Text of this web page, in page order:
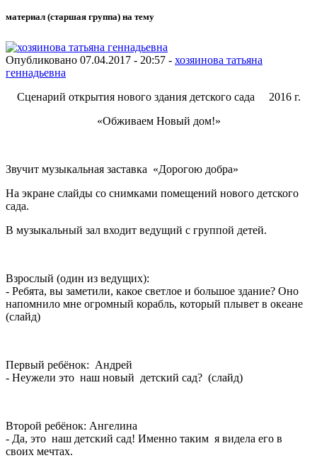
материал (старшая группа) на тему
Опубликовано 07.04.2017 - 20:57 - хозяинова татьяна
геннадьевна
Сценарий открытия нового здания детского сада 2016 г.
«Обживаем Новый дом!»
Звучит музыкальная заставка «Дорогою добра»
На экране слайды со снимками помещений нового детского
сада.
В музыкальный зал входит ведущий с группой детей.
Взрослый (один из ведущих):
- Ребята, вы заметили, какое светлое и большое здание? Оно
напомнило мне огромный корабль, который плывет в океане
(слайд)
Первый ребёнок: Андрей
- Неужели это наш новый детский сад? (слайд)
Второй ребёнок: Ангелина
- Да, это наш детский сад! Именно таким я видела его в
своих мечтах.